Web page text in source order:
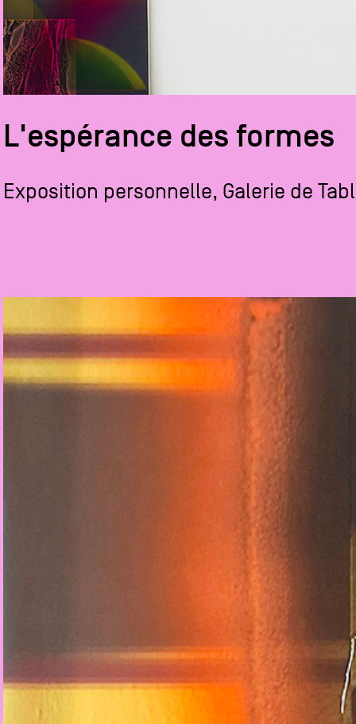
Formation
Événements
1% œuvres dans
public
Artistes
Année par année
Collection vidéos
Candidater
Contact
L'espérance des formes
Exposition personnelle, Galerie de